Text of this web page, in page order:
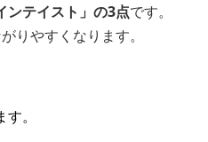
ンテイスト」の3点です。
りやすくなります。
。